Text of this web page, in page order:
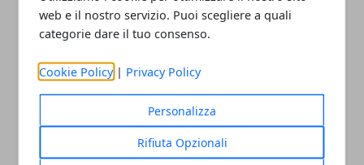
web e il nostro servizio. Puoi scegliere a quali
categorie dare il tuo consenso.
Cookie Policy | Privacy Policy
Personalizza
Rifiuta Opzionali